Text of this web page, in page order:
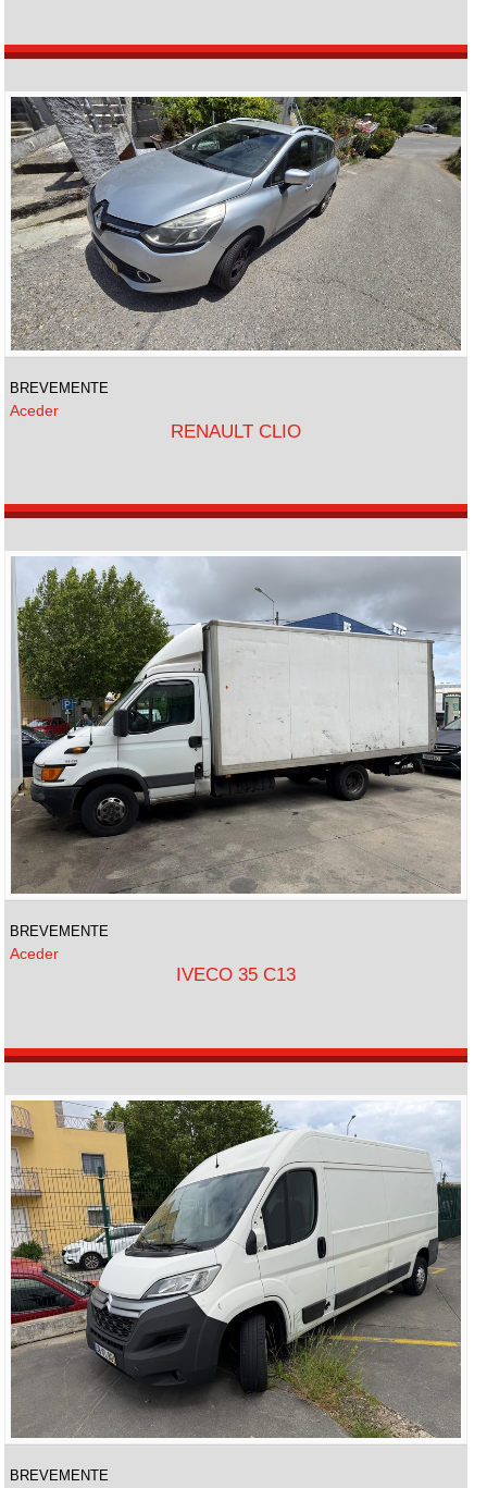
BREVEMENTE
Aceder
RENAULT CLIO
BREVEMENTE
Aceder
IVECO 35 C13
BREVEMENTE